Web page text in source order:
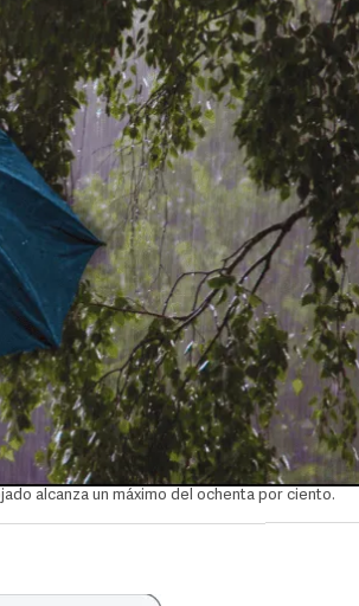
alcanza un máximo del ochenta por ciento.